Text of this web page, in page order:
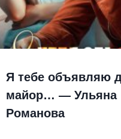
Я тебе объявляю
майор… — Ульяна
Романова